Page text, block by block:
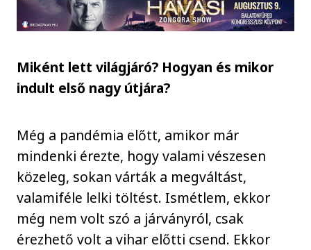
Miként lett világjáró? Hogyan és mikor
indult első nagy útjára?
Még a pandémia előtt, amikor már
mindenki érezte, hogy valami vészesen
közeleg, sokan várták a megváltást,
valamiféle lelki töltést. Ismétlem, ekkor
még nem volt szó a járványról, csak
érezhető volt a vihar előtti csend. Ekkor